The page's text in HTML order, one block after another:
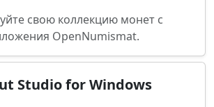
свою коллекцию монет с
OpenNumismat.
Studio for Windows